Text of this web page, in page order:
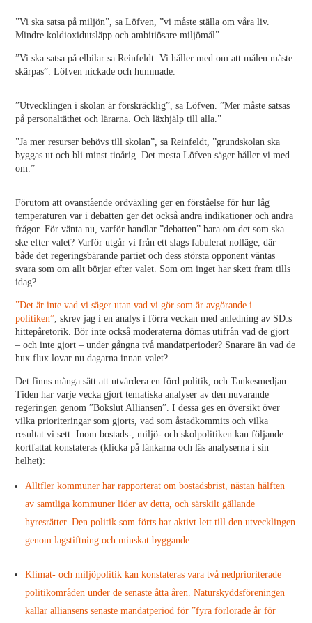
”Vi ska satsa på miljön”, sa Löfven, ”vi måste ställa om våra liv.
Mindre koldioxidutsläpp och ambitiösare miljömål”.
”Vi ska satsa på elbilar sa Reinfeldt. Vi håller med om att målen måste
skärpas”. Löfven nickade och hummade.
”Utvecklingen i skolan är förskräcklig”, sa Löfven. ”Mer måste satsas
på personaltäthet och lärarna. Och läxhjälp till alla.”
”Ja mer resurser behövs till skolan”, sa Reinfeldt, ”grundskolan ska
byggas ut och bli minst tioårig. Det mesta Löfven säger håller vi med
om.”
Förutom att ovanstående ordväxling ger en förståelse för hur låg
temperaturen var i debatten ger det också andra indikationer och andra
frågor. För vänta nu, varför handlar ”debatten” bara om det som ska
ske efter valet? Varför utgår vi från ett slags fabulerat nolläge, där
både det regeringsbärande partiet och dess största opponent väntas
svara som om allt börjar efter valet. Som om inget har skett fram tills
idag?
”Det är inte vad vi säger utan vad vi gör som är avgörande i
politiken”, skrev jag i en analys i förra veckan med anledning av SD:s
hittepåretorik. Bör inte också moderaterna dömas utifrån vad de gjort
– och inte gjort – under gångna två mandatperioder? Snarare än vad de
hux flux lovar nu dagarna innan valet?
Det finns många sätt att utvärdera en förd politik, och Tankesmedjan
Tiden har varje vecka gjort tematiska analyser av den nuvarande
regeringen genom ”Bokslut Alliansen”. I dessa ges en översikt över
vilka prioriteringar som gjorts, vad som åstadkommits och vilka
resultat vi sett. Inom bostads-, miljö- och skolpolitiken kan följande
kortfattat konstateras (klicka på länkarna och läs analyserna i sin
helhet):
Alltfler kommuner har rapporterat om bostadsbrist, nästan hälften
av samtliga kommuner lider av detta, och särskilt gällande
hyresrätter. Den politik som förts har aktivt lett till den utvecklingen
genom lagstiftning och minskat byggande.
Klimat- och miljöpolitik kan konstateras vara två nedprioriterade
politikområden under de senaste åtta åren. Naturskyddsföreningen
kallar alliansens senaste mandatperiod för ”fyra förlorade år för